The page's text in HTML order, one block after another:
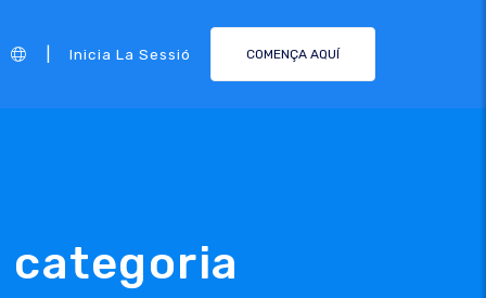
Inicia La Sessió COMENÇA AQUÍ
categoria